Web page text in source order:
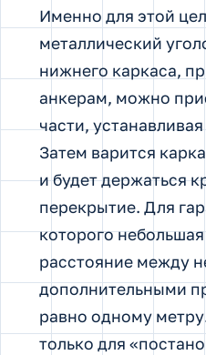
Именно для этой
металлический
нижнего каркаса,
анкерам, можно
части,
Затем варится
и будет держаться
перекрытие. Для
которого
расстояние между
дополнительными
равно одному
только для